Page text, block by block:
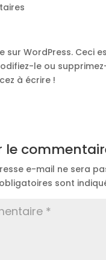
sur WordPress. Ceci
le ou
à écrire !
le
e-mail ne sera
sont